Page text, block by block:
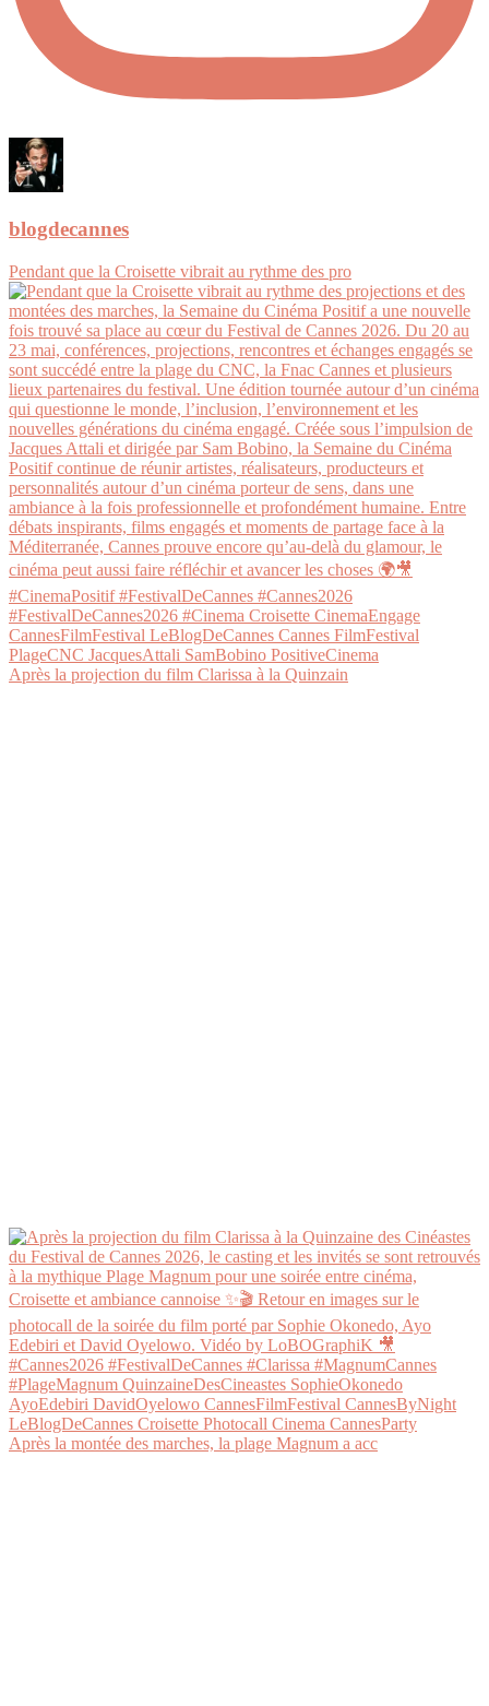
blogdecannes
Pendant que la Croisette vibrait au rythme des pro
Après la projection du film Clarissa à la Quinzain
Après la montée des marches, la plage Magnum a acc